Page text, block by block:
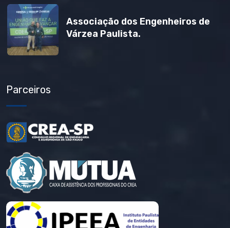
Associação dos Engenheiros de
Várzea Paulista.
Parceiros